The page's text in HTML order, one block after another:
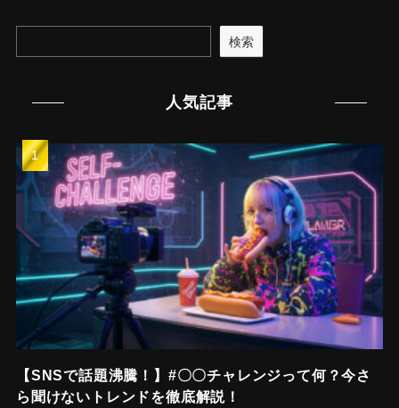
検索
人気記事
【SNSで話題沸騰！】#〇〇チャレンジって何？今さ
ら聞けないトレンドを徹底解説！